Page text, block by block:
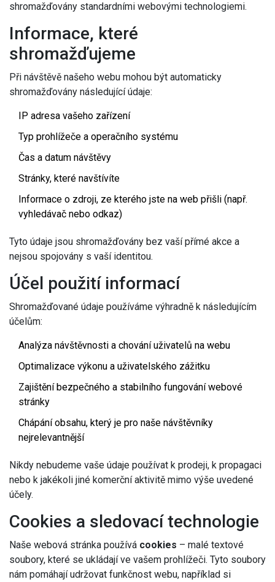
shromažďovány standardními webovými technologiemi.
Informace, které
shromažďujeme
Při návštěvě našeho webu mohou být automaticky
shromažďovány následující údaje:
IP adresa vašeho zařízení
Typ prohlížeče a operačního systému
Čas a datum návštěvy
Stránky, které navštívíte
Informace o zdroji, ze kterého jste na web přišli (např.
vyhledávač nebo odkaz)
Tyto údaje jsou shromažďovány bez vaší přímé akce a
nejsou spojovány s vaší identitou.
Účel použití informací
Shromažďované údaje používáme výhradně k následujícím
účelům:
Analýza návštěvnosti a chování uživatelů na webu
Optimalizace výkonu a uživatelského zážitku
Zajištění bezpečného a stabilního fungování webové
stránky
Chápání obsahu, který je pro naše návštěvníky
nejrelevantnější
Nikdy nebudeme vaše údaje používat k prodeji, k propagaci
nebo k jakékoli jiné komerční aktivitě mimo výše uvedené
účely.
Cookies a sledovací technologie
Naše webová stránka používá cookies – malé textové
soubory, které se ukládají ve vašem prohlížeči. Tyto soubory
nám pomáhají udržovat funkčnost webu, například si